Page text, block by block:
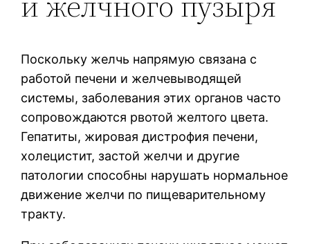
Поскольку желчь напрямую связана с
работой печени и желчевыводящей
системы, заболевания этих органов часто
сопровождаются рвотой желтого цвета.
Гепатиты, жировая дистрофия печени,
холецистит, застой желчи и другие
патологии способны нарушать нормальное
движение желчи по пищеварительному
тракту.